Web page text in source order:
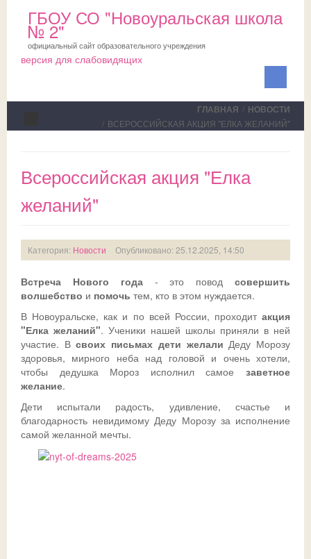
ГБОУ СО "Новоуральская школа
№ 2"
официальный сайт образовательного учреждения
версия для слабовидящих
Школа
О школе
Официально
СМИ о нас
Дни открытых дверей
Планы
Актуально
Исполнение законодательства
Общешкольные
Коллектив
Профсоюз
Доска почета
История
Традиции
Музей
Антикоррупционные мероприятия
ПМПК
Рекомендации ПМПК для целей ГИА
Обучающимся
Трудовой отряд
Команда волонтеров
Совет обучающихся
Телефон доверия
ГИА-2026
Допобразование
ВПР
Родителям
Школьная служба примирения
Безопасность детей в летний период
НОКО
Ссылки
ДИСТАНТ
СФЕРУМ - sferum.ru
ЦОК - educont.ru
ВК
ГЛАВНАЯ / НОВОСТИ
/ ВСЕРОССИЙСКАЯ АКЦИЯ "ЕЛКА ЖЕЛАНИЙ"
Всероссийская акция "Елка
желаний"
Категория: Новости Опубликовано: 25.12.2025, 14:50
Встреча Нового года- это поводсовершить
волшебство и помочь тем, кто в этом нуждается.
В Новоуральске, как и по всей России, проходит акция
"Елка желаний". Ученики нашей школы приняли в ней
участие. Всвоих письмах дети желали Деду Морозу
здоровья, мирного неба над головой и очень хотели,
чтобы дедушка Мороз исполнил самое заветное
желание.
Дети испытали радость, удивление, счастье и
благодарность невидимому Деду Морозу за исполнение
самой желанной мечты.